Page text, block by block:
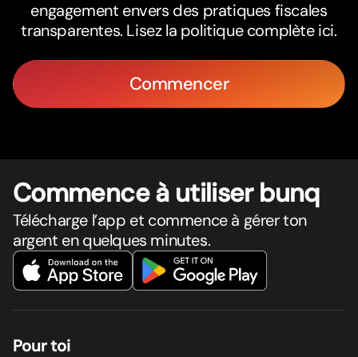
engagement envers des pratiques fiscales
transparentes. Lisez la politique complète ici.
Commencer
Commence à utiliser bunq
Télécharge l’app et commence à gérer ton
argent en quelques minutes.
Pour toi